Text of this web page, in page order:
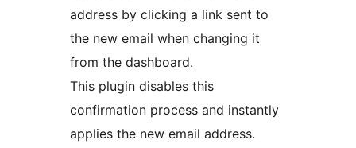
address by clicking a link sent to
the new email when changing it
from the dashboard.
This plugin disables this
confirmation process and instantly
applies the new email address.